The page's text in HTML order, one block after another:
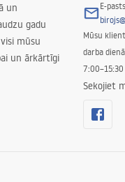
un
gadu
mūsu
un ārkārtīgi
E-pasts
Mūsu
darba
7:00–15:30
Sekojiet